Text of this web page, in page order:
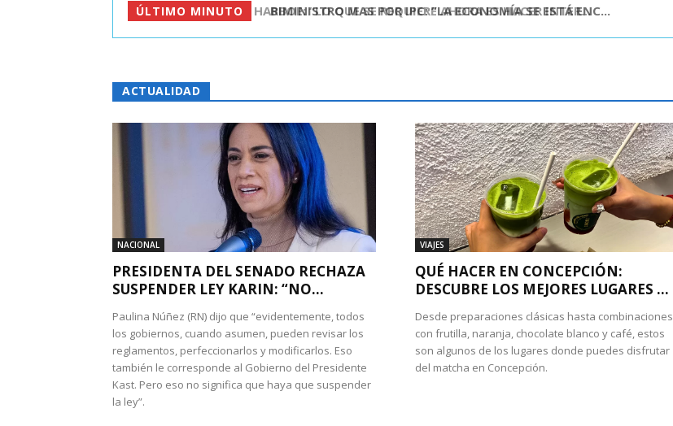
ÚLTIMO MINUTO BIMINISTRO MAS POR IPC: “LA ECONOMÍA SE ESTÁ ENC...
ACTUALIDAD
NACIONAL
PRESIDENTA DEL SENADO RECHAZA
SUSPENDER LEY KARIN: “NO...
Paulina Núñez (RN) dijo que “evidentemente, todos
los gobiernos, cuando asumen, pueden revisar los
reglamentos, perfeccionarlos y modificarlos. Eso
también le corresponde al Gobierno del Presidente
Kast. Pero eso no significa que haya que suspender
la ley”.
VIAJES
QUÉ HACER EN CONCEPCIÓN:
DESCUBRE LOS MEJORES LUGARES ...
Desde preparaciones clásicas hasta combinaciones
con frutilla, naranja, chocolate blanco y café, estos
son algunos de los lugares donde puedes disfrutar
del matcha en Concepción.